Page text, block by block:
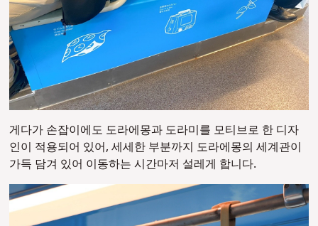
게다가 손잡이에도 도라에몽과 도라미를 모티브로 한 디자
인이 적용되어 있어, 세세한 부분까지 도라에몽의 세계관이
가득 담겨 있어 이동하는 시간마저 설레게 합니다.